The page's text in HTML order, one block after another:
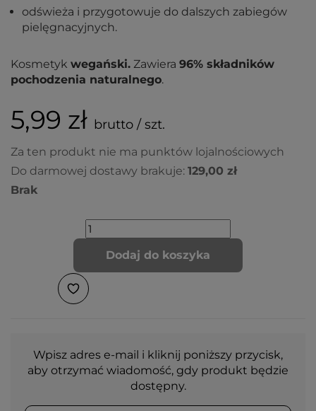
odświeża i przygotowuje do dalszych zabiegów
pielęgnacyjnych.
Kosmetyk wegański. Zawiera 96% składników
pochodzenia naturalnego.
5,99 zł brutto / szt.
Za ten produkt nie ma punktów lojalnościowych
Do darmowej dostawy brakuje: 129,00 zł
Brak
Dodaj do koszyka
Wpisz adres e-mail i kliknij poniższy przycisk,
aby otrzymać wiadomość, gdy produkt będzie
dostępny.